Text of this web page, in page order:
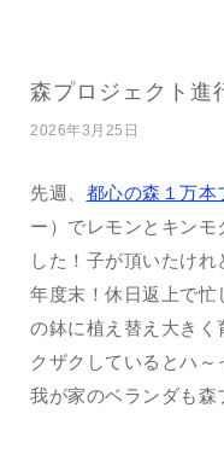
森プロジェクト進
2026年3月25日
先週、 都心の森１万本
ー）でレモンとキンモ
した！子が頂いたけれ
年度末！休日返上で
の鉢に植え替え大き
クザクしているとハ～
我が家のベランダも森